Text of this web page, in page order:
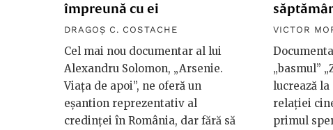
împreună cu ei
DRAGOȘ C. COSTACHE
Cel mai nou documentar al lui
Alexandru Solomon, „Arsenie.
Viața de apoi”, ne oferă un
eșantion reprezentativ al
credinței în România, dar fără să
VICTOR
„basmul”
lucrează la
relației
primul